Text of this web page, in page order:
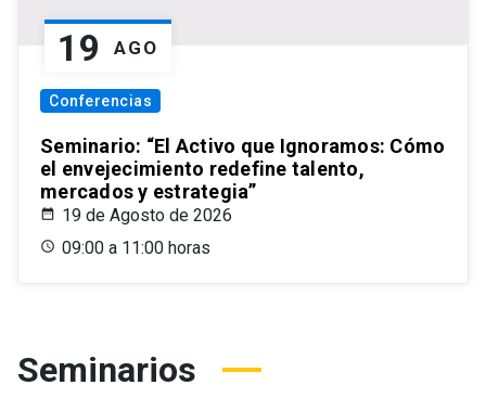
19 AGO
Conferencias
Seminario: “El Activo que Ignoramos: Cómo
el envejecimiento redefine talento,
mercados y estrategia”
19 de Agosto de 2026
09:00 a 11:00 horas
Seminarios